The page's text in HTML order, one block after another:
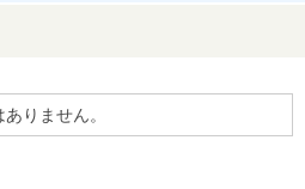
りません。